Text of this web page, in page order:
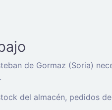
de Gormaz (Soria)
del almacén, pedidos